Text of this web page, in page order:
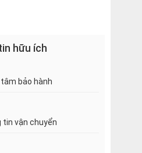
hữu ích
bảo hành
tin vận chuyển